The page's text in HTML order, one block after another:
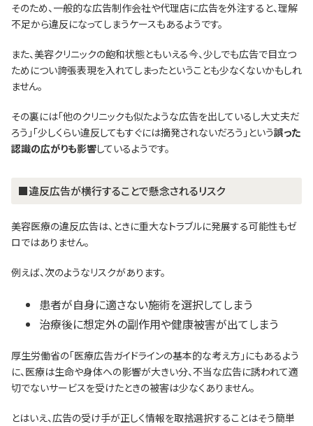
そのため、一般的な広告制作会社や代理店に広告を外注すると、理解
不足から違反になってしまうケースもあるようです。
また、美容クリニックの飽和状態ともいえる今、少しでも広告で目立つ
ためについ誇張表現を入れてしまったということも少なくないかもしれ
ません。
その裏には「他のクリニックも似たような広告を出しているし大丈夫だ
ろう」「少しくらい違反してもすぐには摘発されないだろう」という誤った
認識の広がりも影響しているようです。
■違反広告が横行することで懸念されるリスク
美容医療の違反広告は、ときに重大なトラブルに発展する可能性もゼ
ロではありません。
例えば、次のようなリスクがあります。
患者が自身に適さない施術を選択してしまう
治療後に想定外の副作用や健康被害が出てしまう
厚生労働省の「医療広告ガイドラインの基本的な考え方」にもあるよう
に、医療は生命や身体への影響が大きい分、不当な広告に誘われて適
切でないサービスを受けたときの被害は少なくありません。
とはいえ、広告の受け手が正しく情報を取捨選択することはそう簡単